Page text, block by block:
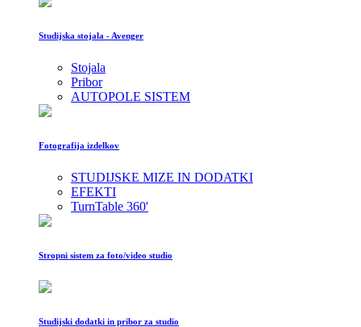
Studijska stojala - Avenger
Stojala
Pribor
AUTOPOLE SISTEM
Fotografija izdelkov
STUDIJSKE MIZE IN DODATKI
EFEKTI
TurnTable 360'
Stropni sistem za foto/video studio
Studijski dodatki in pribor za studio